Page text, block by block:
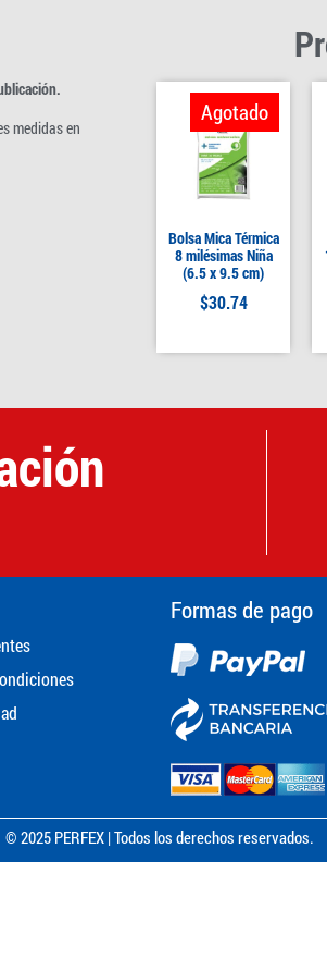
medidas en
Bolsa Mica Térmica
8 milésimas Niña
(6.5 x 9.5 cm)
$30.74
Agotado
Formas de pago
© 2025 PERFEX | Todos los derechos reservados.